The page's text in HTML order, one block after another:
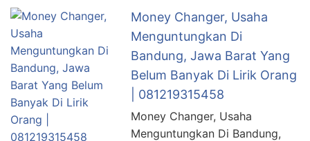
Money Changer, Usaha
Menguntungkan Di
Bandung, Jawa Barat Yang
Belum Banyak Di Lirik Orang
| 081219315458
Money Changer, Usaha
Menguntungkan Di Bandung,